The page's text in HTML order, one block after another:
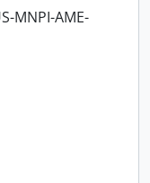
MNPI-AME-